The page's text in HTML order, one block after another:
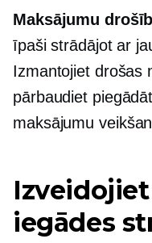
Maksājumu
īpaši strādājot ar
Izmantojiet drošas
pārbaudiet
maksājumu
iegādes